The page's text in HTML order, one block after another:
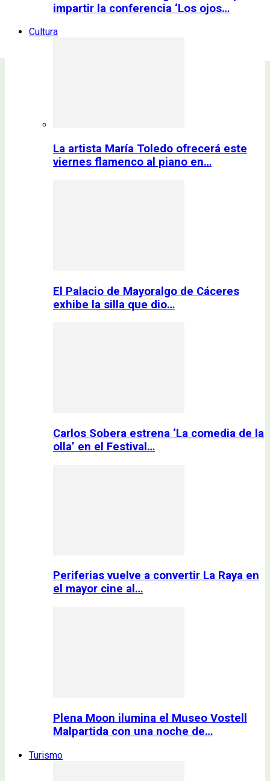
impartir la conferencia ‘Los ojos…
Cultura
La artista María Toledo ofrecerá este
viernes flamenco al piano en…
El Palacio de Mayoralgo de Cáceres
exhibe la silla que dio…
Carlos Sobera estrena ‘La comedia de la
olla’ en el Festival…
Periferias vuelve a convertir La Raya en
el mayor cine al…
Plena Moon ilumina el Museo Vostell
Malpartida con una noche de…
Turismo